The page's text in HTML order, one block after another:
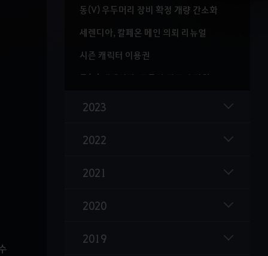
동(V) 우두머리 장비 확정 개량 간소화
세렌디아, 칼페온 메인 의뢰 리뉴얼
시즌 캐릭터 이용권
동(V) 액세서리, 그믐달 길드의 지원
길드 리그
바다 안개 반지
생명의 수정, 생기의 수정
2023
2022
2021
2020
2019